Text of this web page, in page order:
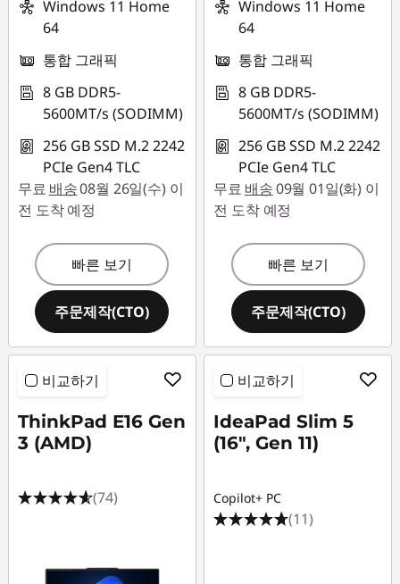
Windows 11 Home
64
통합 그래픽
8 GB DDR5-
5600MT/s (SODIMM)
256 GB SSD M.2 2242
PCIe Gen4 TLC
무료 배송08월 26일(수) 이
전 도착 예정
빠른 보기
주문제작(CTO)
Windows 11 Home
64
통합 그래픽
8 GB DDR5-
5600MT/s (SODIMM)
256 GB SSD M.2 2242
PCIe Gen4 TLC
무료 배송09월 01일(화) 이
전 도착 예정
빠른 보기
주문제작(CTO)
비교하기
ThinkPad E16 Gen
3 (AMD)
(74)
비교하기
IdeaPad Slim 5
(16", Gen 11)
Copilot+ PC
(11)